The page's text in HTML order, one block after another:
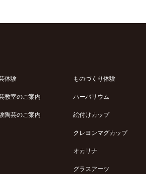
体験
教室のご案内
陶芸のご案内
ものづくり体験
ハーバリウム
絵付けカップ
クレヨンマグカップ
オカリナ
グラスアーツ